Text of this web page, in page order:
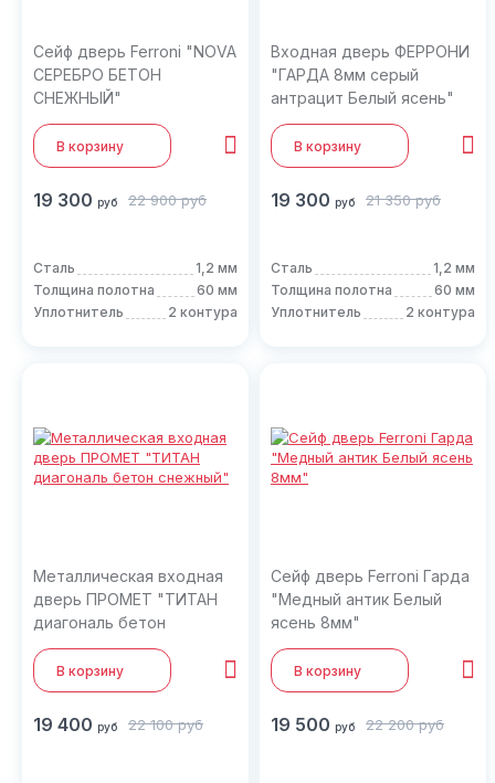
Сейф дверь Ferroni "NOVA
СЕРЕБРО БЕТОН
СНЕЖНЫЙ"
В корзину
19 300 руб 22 900 руб
Сталь
1,2 мм
Толщина полотна
60 мм
Уплотнитель
2 контура
Входная дверь ФЕРРОНИ
"ГАРДА 8мм серый
антрацит Белый ясень"
В корзину
19 300 руб 21 350 руб
Сталь
1,2 мм
Толщина полотна
60 мм
Уплотнитель
2 контура
Металлическая входная
дверь ПРОМЕТ "ТИТАН
диагональ бетон
снежный"
В корзину
19 400 руб 22 100 руб
Сейф дверь Ferroni Гарда
"Медный антик Белый
ясень 8мм"
В корзину
19 500 руб 22 200 руб